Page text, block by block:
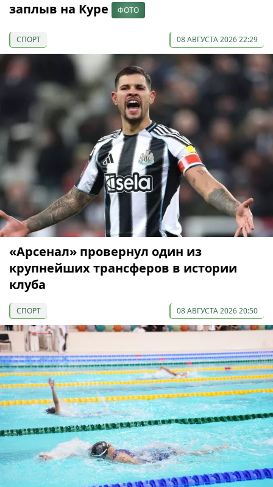
заплыв на Куре
ФОТО
СПОРТ 08 АВГУСТА 2026 22:29
«Арсенал» провернул один из
крупнейших трансферов в истории
клуба
СПОРТ 08 АВГУСТА 2026 20:50